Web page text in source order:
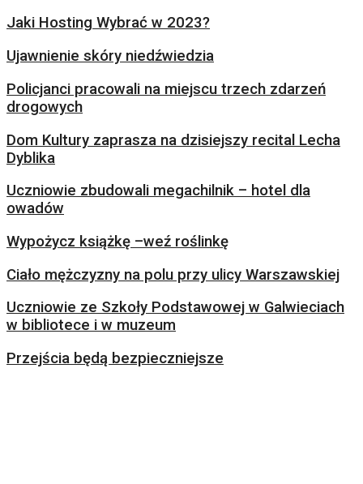
Jaki Hosting Wybrać w 2023?
Ujawnienie skóry niedźwiedzia
Policjanci pracowali na miejscu trzech zdarzeń
drogowych
Dom Kultury zaprasza na dzisiejszy recital Lecha
Dyblika
Uczniowie zbudowali megachilnik – hotel dla
owadów
Wypożycz książkę –weź roślinkę
Ciało mężczyzny na polu przy ulicy Warszawskiej
Uczniowie ze Szkoły Podstawowej w Galwieciach
w bibliotece i w muzeum
Przejścia będą bezpieczniejsze